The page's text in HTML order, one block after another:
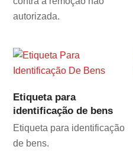
autorizada.
Etiqueta para
identificação de bens
Etiqueta para identificação
de bens.